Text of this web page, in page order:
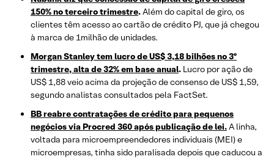
150% no terceiro trimestre.Além do capital de giro, os
clientes têm acesso ao cartão de crédito PJ, que já chegou
à marca de 1milhão de unidades.
Morgan Stanley tem lucro de US$ 3,18 bilhões no 3º
trimestre, alta de 32% em base anual. Lucro por ação de
US$ 1,88 veio acima da projeção de consenso de US$ 1,59,
segundo analistas consultados pela FactSet.
BB reabre contratações de crédito para pequenos
negócios via Procred 360 após publicação de lei.A linha,
voltada para microempreendedores individuais (MEI) e
microempresas, tinha sido paralisada depois que caducou a